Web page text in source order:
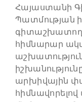
Հայաստանի
Պատմության
հիմնարար
արխիվային